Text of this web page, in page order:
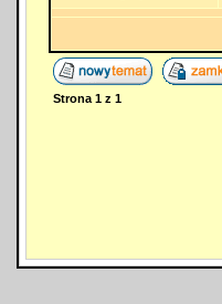
Strona 1z 1